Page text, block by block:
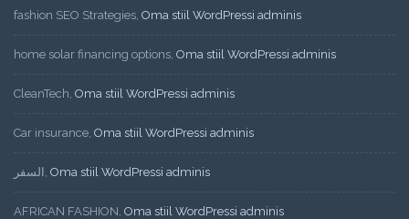
fashion SEO Strategies, Oma stiil WordPressi adminis
home solar financing options, Oma stiil WordPressi adminis
CleanTech, Oma stiil WordPressi adminis
Car insurance, Oma stiil WordPressi adminis
السفر , Oma stiil WordPressi adminis
AFRICAN FASHION, Oma stiil WordPressi adminis